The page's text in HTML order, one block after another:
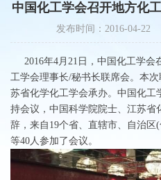
中国化工学会召开地方化
发布时间：2016-04-
2016年4月 21 日，中国化工学会
工学会理事长/秘书长联席会。本
苏省化学化工学会承办。中国化工
持会议，中国科学院院士、江苏省
辞，来自 19个省、直辖市、自治区(
等40人参加了会议。